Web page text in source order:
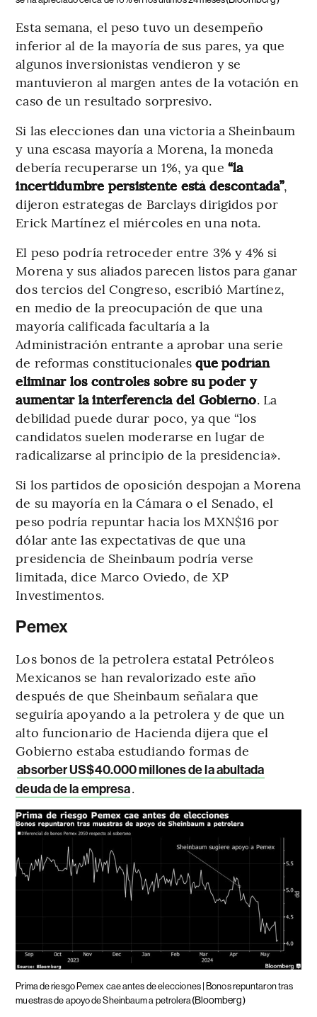
Esta semana, el peso tuvo un desempeño
inferior al de la mayoría de sus pares, ya que
algunos inversionistas vendieron y se
mantuvieron al margen antes de la votación en
caso de un resultado sorpresivo.
Si las elecciones dan una victoria a Sheinbaum
y una escasa mayoría a Morena, la moneda
debería recuperarse un 1%, ya que “la
incertidumbre persistente está descontada”,
dijeron estrategas de Barclays dirigidos por
Erick Martínez el miércoles en una nota.
El peso podría retroceder entre 3% y 4% si
Morena y sus aliados parecen listos para ganar
dos tercios del Congreso, escribió Martínez,
en medio de la preocupación de que una
mayoría calificada facultaría a la
Administración entrante a aprobar una serie
de reformas constitucionalesque podrían
eliminar los controles sobre su poder y
aumentar la interferencia del Gobierno. La
debilidad puede durar poco, ya que “los
candidatos suelen moderarse en lugar de
radicalizarse al principio de la presidencia».
Si los partidos de oposición despojan a Morena
de su mayoría en la Cámara o el Senado, el
peso podría repuntar hacia los MXN$16 por
dólar ante las expectativas de que una
presidencia de Sheinbaum podría verse
limitada, dice Marco Oviedo, de XP
Investimentos.
Pemex
Los bonos de la petrolera estatal Petróleos
Mexicanos se han revalorizado este año
después de que Sheinbaum señalara que
seguiría apoyando a la petrolera y de que un
alto funcionario de Hacienda dijera que el
Gobierno estaba estudiando formas de
absorber US$40.000 millones de la abultada
deuda de la empresa.
Prima de riesgo Pemex cae antes de elecciones | Bonos repuntaron tras
muestras de apoyo de Sheinbaum a petrolera (Bloomberg)